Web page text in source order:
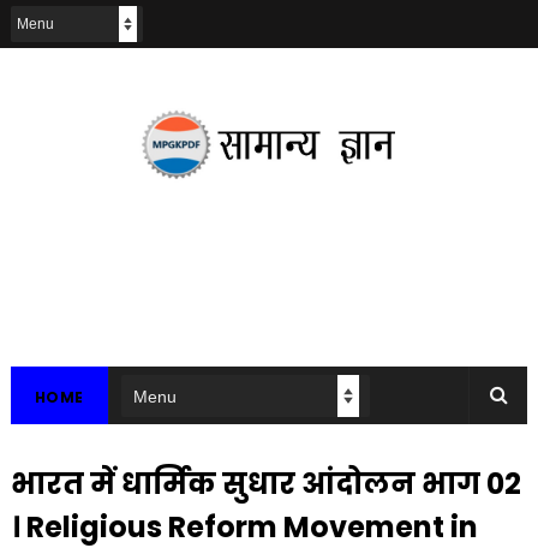
HOME
भारत में धार्मिक सुधार आंदोलन भाग 02
। Religious Reform Movement in